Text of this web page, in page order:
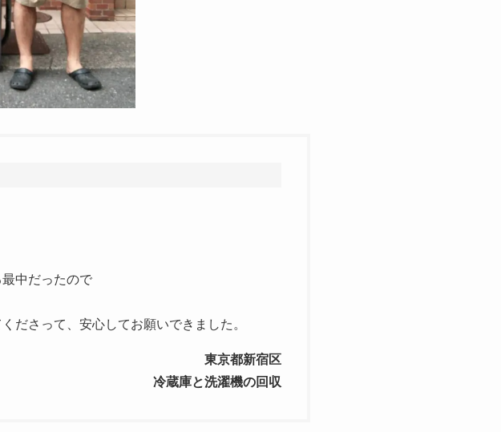
中だったので
ださって、安心してお願いできました。
東京都新宿区
冷蔵庫と洗濯機の回収